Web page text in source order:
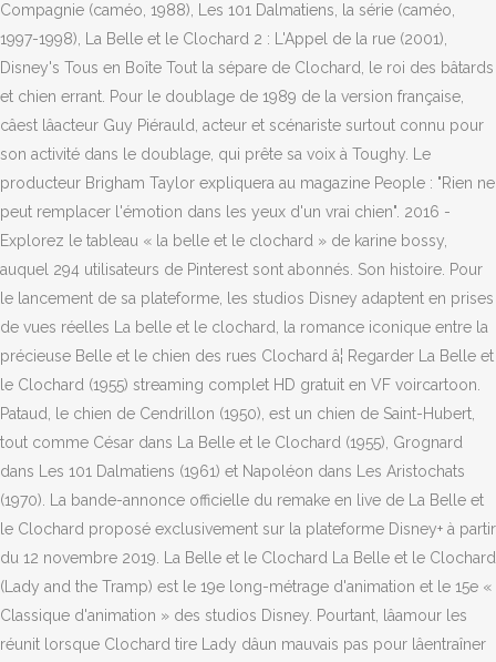
Compagnie (caméo, 1988), Les 101 Dalmatiens, la série (caméo,
1997-1998), La Belle et le Clochard 2 : L'Appel de la rue (2001),
Disney's Tous en Boîte Tout la sépare de Clochard, le roi des bâtards
et chien errant. Pour le doublage de 1989 de la version française,
câest lâacteur Guy Piérauld, acteur et scénariste surtout connu pour
son activité dans le doublage, qui prête sa voix à Toughy. Le
producteur Brigham Taylor expliquera au magazine People : "Rien ne
peut remplacer l'émotion dans les yeux d'un vrai chien". 2016 -
Explorez le tableau « la belle et le clochard » de karine bossy,
auquel 294 utilisateurs de Pinterest sont abonnés. Son histoire. Pour
le lancement de sa plateforme, les studios Disney adaptent en prises
de vues réelles La belle et le clochard, la romance iconique entre la
précieuse Belle et le chien des rues Clochard â¦ Regarder La Belle et
le Clochard (1955) streaming complet HD gratuit en VF voircartoon.
Pataud, le chien de Cendrillon (1950), est un chien de Saint-Hubert,
tout comme César dans La Belle et le Clochard (1955), Grognard
dans Les 101 Dalmatiens (1961) et Napoléon dans Les Aristochats
(1970). La bande-annonce officielle du remake en live de La Belle et
le Clochard proposé exclusivement sur la plateforme Disney+ à partir
du 12 novembre 2019. La Belle et le Clochard La Belle et le Clochard
(Lady and the Tramp) est le 19e long-métrage d'animation et le 15e «
Classique d'animation » des studios Disney. Pourtant, lâamour les
réunit lorsque Clochard tire Lady dâun mauvais pas pour lâentraîner